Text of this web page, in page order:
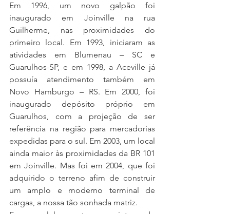
Em 1996, um novo galpão foi
inaugurado em Joinville na rua
Guilherme, nas proximidades do
primeiro local. Em 1993, iniciaram as
atividades em Blumenau – SC e
Guarulhos-SP, e em 1998, a Aceville já
possuía atendimento também em
Novo Hamburgo – RS. Em 2000, foi
inaugurado depósito próprio em
Guarulhos, com a projeção de ser
referência na região para mercadorias
expedidas para o sul. Em 2003, um local
ainda maior às proximidades da BR 101
em Joinville. Mas foi em 2004, que foi
adquirido o terreno afim de construir
um amplo e moderno terminal de
cargas, a nossa tão sonhada matriz.